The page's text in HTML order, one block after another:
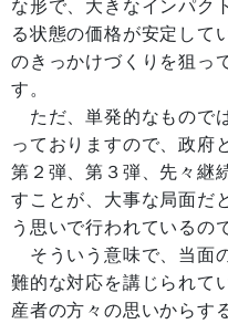
な形で、大きなインパク
る状態の価格が安定して
のきっかけづくりを狙っ
す。
ただ、単発的なもので
っておりますので、政府
第２弾、第３弾、先々継
すことが、大事な局面だ
う思いで行われているの
そういう意味で、当面
難的な対応を講じられて
産者の方々の思いからす